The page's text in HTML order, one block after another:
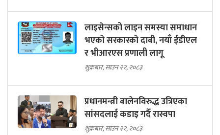
लाइसेन्सको लाइन समस्या समाधान
भएको सरकारको दाबी, नयाँ ईडीएल
र भीआरएस प्रणाली लागू
शुक्रबार, साउन २२, २०८३
प्रधानमन्त्री बालेनविरुद्ध उत्रिएका
सांसदलाई कडाइ गर्दै रास्वपा
शुक्रबार, साउन २२, २०८३